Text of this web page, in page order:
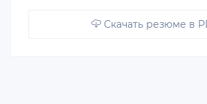
Скачать резюме в